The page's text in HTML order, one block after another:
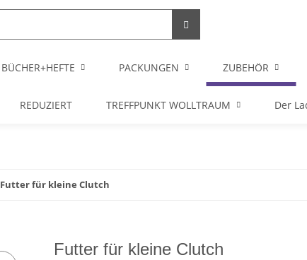
BÜCHER+HEFTE PACKUNGEN ZUBEHÖR
REDUZIERT TREFFPUNKT WOLLTRAUM Der
Futter für kleine Clutch
Futter für kleine Clutch